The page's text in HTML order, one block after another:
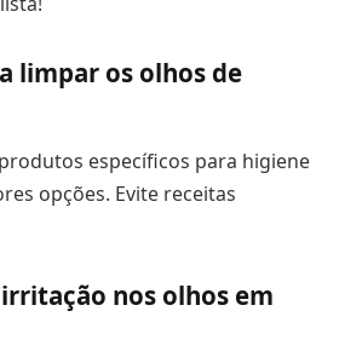
limpar os olhos de
específicos para higiene
opções. Evite receitas
nos olhos em